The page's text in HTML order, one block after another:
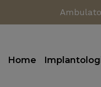
Home